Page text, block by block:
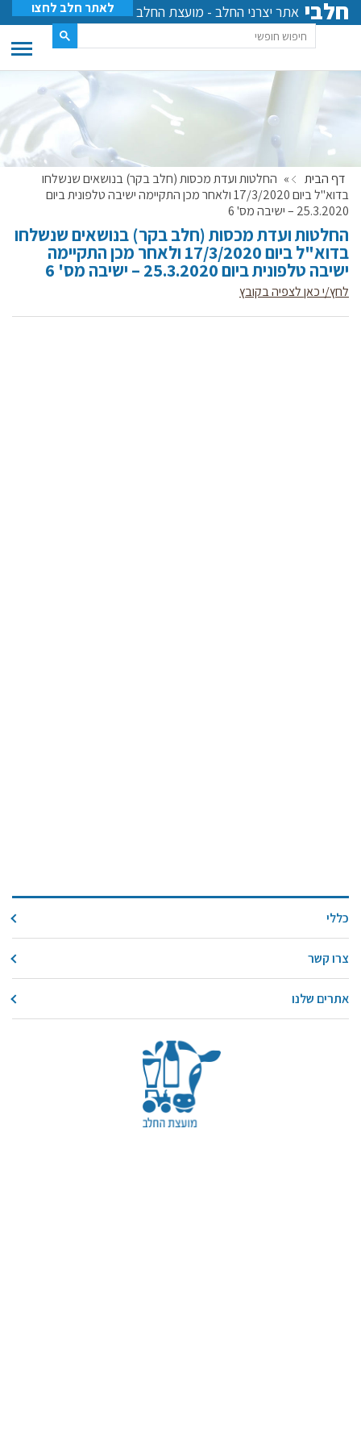
חלבי אתר יצרני החלב - מועצת החלב לאתר חלב לחצו
דף הבית » החלטות ועדת מכסות (חלב בקר) בנושאים שנשלחו
בדוא"ל ביום 17/3/2020 ולאחר מכן התקיימה ישיבה טלפונית ביום
25.3.2020 – ישיבה מס' 6
החלטות ועדת מכסות (חלב בקר) בנושאים שנשלחו
בדוא"ל ביום 17/3/2020 ולאחר מכן התקיימה
ישיבה טלפונית ביום 25.3.2020 – ישיבה מס' 6
לחץ/י כאן לצפיה בקובץ
כללי
צרו קשר
אתרים שלנו